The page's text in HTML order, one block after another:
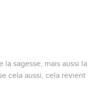
sagesse, mais aussi la
cela aussi, cela revient